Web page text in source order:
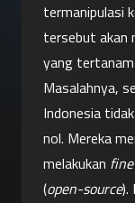
termanipulasi
tersebut akan
yang
Masalahnya,
Indonesia
nol. Mereka
melakukan
(open-source).